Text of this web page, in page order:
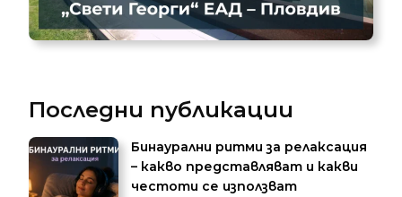
Последни публикации
Бинаурални ритми за релаксация
– какво представляват и какви
честоти се използват